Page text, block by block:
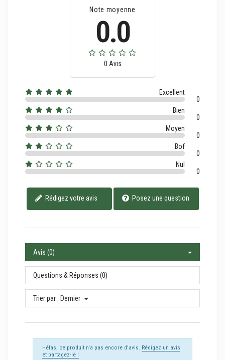
Note moyenne
0.0
0 Avis
Excellent
0
Bien
0
Moyen
0
Bof
0
Nul
0
Rédigez votre avis Posez une question
Avis (0)
Questions & Réponses (0)
Trier par : Dernier
Hélas, ce produit n'a pas encore d'avis. Rédigez un avis
et partagez-le !